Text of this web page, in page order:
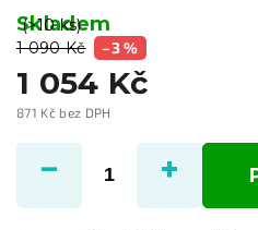
1 090 Kč –3 %
1 054 Kč
871 Kč bez DPH
cena:
Skladem
(>10 ks)